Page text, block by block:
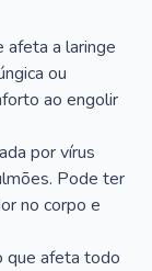
afeta a laringe
ou
ao engolir
por vírus
Pode ter
no corpo e
que afeta todo